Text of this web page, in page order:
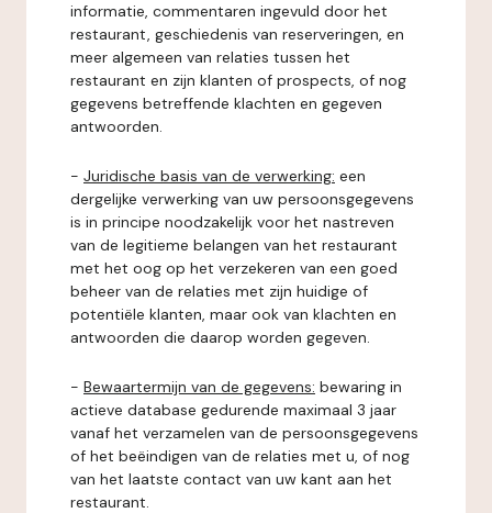
informatie, commentaren ingevuld door het
restaurant, geschiedenis van reserveringen, en
meer algemeen van relaties tussen het
restaurant en zijn klanten of prospects, of nog
gegevens betreffende klachten en gegeven
antwoorden.
- Juridische basis van de verwerking: een
dergelijke verwerking van uw persoonsgegevens
is in principe noodzakelijk voor het nastreven
van de legitieme belangen van het restaurant
met het oog op het verzekeren van een goed
beheer van de relaties met zijn huidige of
potentiële klanten, maar ook van klachten en
antwoorden die daarop worden gegeven.
- Bewaartermijn van de gegevens: bewaring in
actieve database gedurende maximaal 3 jaar
vanaf het verzamelen van de persoonsgegevens
of het beëindigen van de relaties met u, of nog
van het laatste contact van uw kant aan het
restaurant.